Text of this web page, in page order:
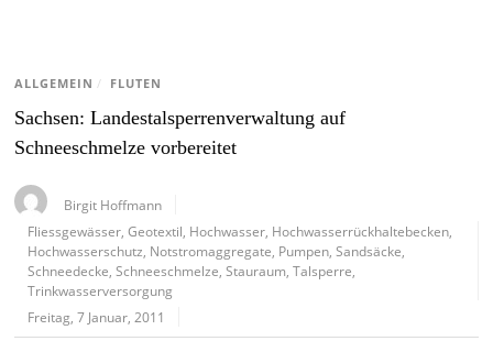
ALLGEMEIN / FLUTEN
Sachsen: Landestalsperrenverwaltung auf
Schneeschmelze vorbereitet
Birgit Hoffmann
Fliessgewässer ,Geotextil Hochwasser Hochwasserrückhaltebecken
Hochwasserschutz Notstromaggregate Pumpen ,Sandsäcke
Schneedecke ,Schneeschmelze ,Stauraum ,Talsperre
Trinkwasserversorgung
Freitag, 7 Januar, 2011